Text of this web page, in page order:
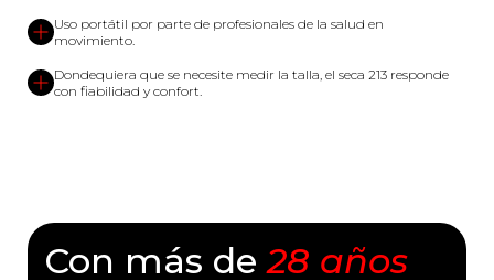
Uso portátil por parte de profesionales de la salud en
movimiento.
Dondequiera que se necesite medir la talla, el seca 213 responde
con fiabilidad y confort.
Con más de28 años